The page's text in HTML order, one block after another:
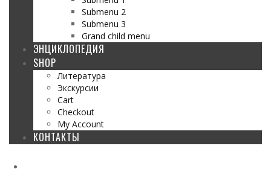
Submenu 2
Submenu 3
Grand child menu
ЭНЦИКЛОПЕДИЯ
SHOP
Литература
Экскурсии
Cart
Checkout
My Account
КОНТАКТЫ